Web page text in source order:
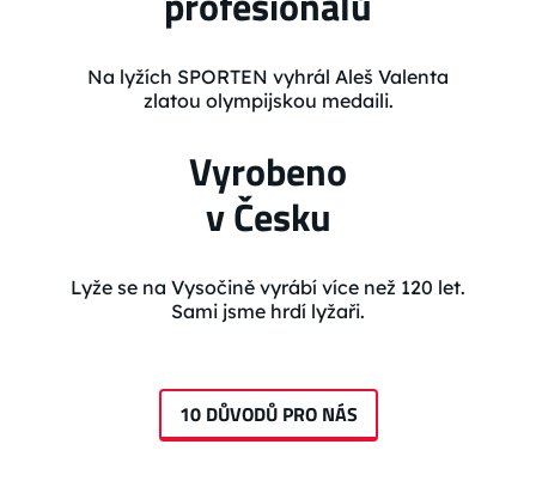
Na lyžích SPORTEN vyhrál Aleš Valenta
zlatou olympijskou medaili.
Vyrobeno
v Česku
Lyže se na Vysočině vyrábí více než 120 let.
Sami jsme hrdí lyžaři.
10 DŮVODŮ PRO NÁS